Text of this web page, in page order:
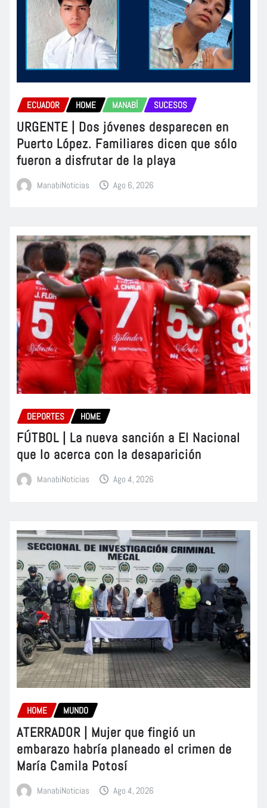
ECUADOR HOME MANABÍ SUCESOS
URGENTE | Dos jóvenes desparecen en
Puerto López. Familiares dicen que sólo
fueron a disfrutar de la playa
ManabiNoticias Ago 6, 2026
DEPORTES HOME
FÚTBOL | La nueva sanción a El Nacional
que lo acerca con la desaparición
ManabiNoticias Ago 4, 2026
HOME MUNDO
ATERRADOR | Mujer que fingió un
embarazo habría planeado el crimen de
María Camila Potosí
ManabiNoticias Ago 4, 2026